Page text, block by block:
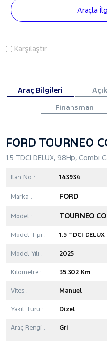
Araçla
Karşılaştır
Araç Bilgileri
Finansman
FORD TOURNEO
1.5 TDCI DELUX, 98Hp, Combi
İlan No : 143934
Marka : FORD
Model : TOURNEO
Model Tipi : 1.5 TDCI DELUX
Model Yılı : 2025
Kilometre : 35.302 Km
Vites : Manuel
Yakıt Türü : Dizel
Araç Rengi : Gri